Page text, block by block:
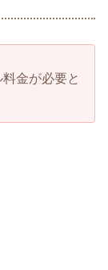
金が必要と